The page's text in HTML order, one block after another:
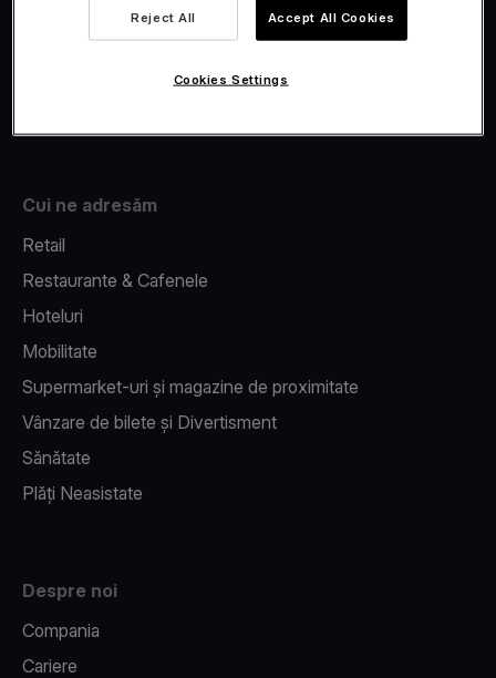
Fiscalizare
Cui ne adresăm
Retail
Restaurante & Cafenele
Hoteluri
Mobilitate
Supermarket-uri și magazine de proximitate
Vânzare de bilete și Divertisment
Sănătate
Plăți Neasistate
Despre noi
Compania
Cariere
Reject All Accept All Cookies
Cookies Settings